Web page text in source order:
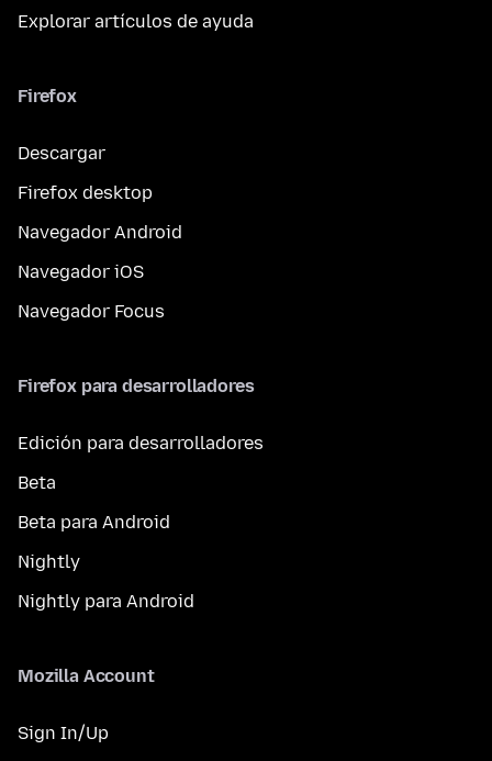
Explorar artículos de ayuda
Firefox
Descargar
Firefox desktop
Navegador Android
Navegador iOS
Navegador Focus
Firefox para desarrolladores
Edición para desarrolladores
Beta
Beta para Android
Nightly
Nightly para Android
Mozilla Account
Sign In/Up